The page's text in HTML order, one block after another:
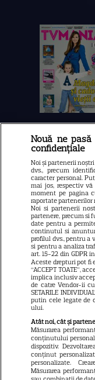
Copyright2026
Nouă ne
confidențiale
Noi și partenerii
dvs., precum
caracter personal.
mai jos, respectiv
moment pe pagina
raportate partenerilor
Noi si partenerii
partenere, precum si
date pentru a
continutul si
profilul dvs., pentru a
si pentru a analiza
art. 15-22 din GDPR
Aceste drepturi pot
“ACCEPT TOATE”,
implica inclusiv
de catre Vendor-ii
SETARILE
putin cele legate de
ului.
Atât noi, cât și
Măsurarea
conținutului
dispozitiv.
conținut
personalizate.
Măsurarea